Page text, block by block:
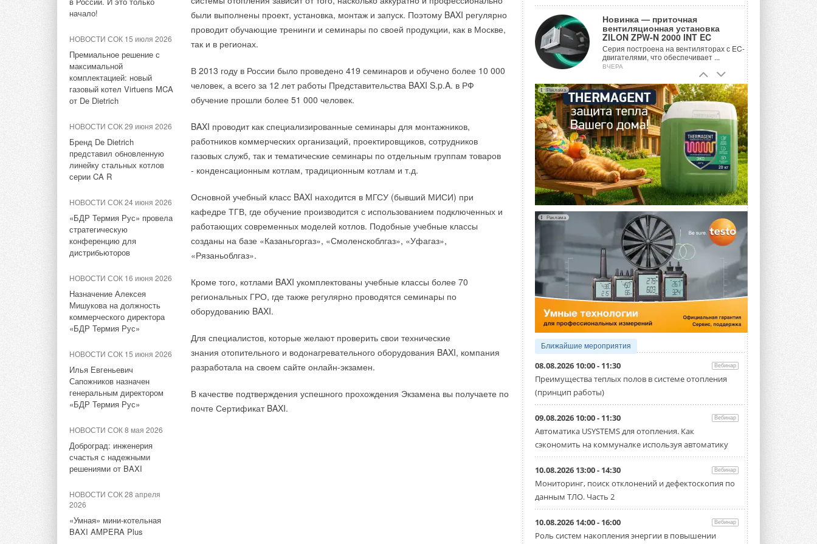
начало!
НОВОСТИ СОК 15 июля 2026
Премиальное решение с
максимальной
комплектацией: новый
газовый котел Virtuens MCA
от De Dietrich
НОВОСТИ СОК 29 июня 2026
Бренд De Dietrich
представил обновленную
линейку стальных котлов
серии CA R
НОВОСТИ СОК 24 июня 2026
«БДР Термия Рус» провела
стратегическую
конференцию для
дистрибьюторов
НОВОСТИ СОК 16 июня 2026
Назначение Алексея
Мишукова на должность
коммерческого директора
«БДР Термия Рус»
НОВОСТИ СОК 15 июня 2026
Илья Евгеньевич
Сапожников назначен
генеральным директором
«БДР Термия Рус»
НОВОСТИ СОК 8 мая 2026
Доброград: инженерия
счастья с надежными
решениями от BAXI
НОВОСТИ СОК 28 апреля
2026
«Умная» мини-котельная
BAXI AMPERA Plus
были выполнены проект, установка, монтаж и запуск. Поэтому BAXI регулярно
проводит обучающие тренинги и семинары по своей продукции, как в Москве,
так и в регионах.
В 2013 году в России было проведено 419 семинаров и обучено более 10 000
человек, а всего за 12 лет работы Представительства BAXI S.p.A. в РФ
обучение прошли более 51 000 человек.
BAXI проводит как специализированные семинары для монтажников,
работников коммерческих организаций, проектировщиков, сотрудников
газовых служб, так и тематические семинары по отдельным группам товаров
- конденсационным котлам, традиционным котлам и т.д.
Основной учебный класс BAXI находится в МГСУ (бывший МИСИ) при
кафедре ТГВ, где обучение производится с использованием подключенных и
работающих современных моделей котлов. Подобные учебные классы
созданы на базе «Казаньгоргаз», «Смоленскоблгаз», «Уфагаз»,
«Рязаньоблгаз».
Кроме того, котлами BAXI укомплектованы учебные классы более 70
региональных ГРО, где также регулярно проводятся семинары по
оборудованию BAXI.
Для специалистов, которые желают проверить свои технические
знания отопительного и водонагревательного оборудования BAXI, компания
разработала на своем сайте онлайн-экзамен.
В качестве подтверждения успешного прохождения Экзамена вы получаете по
почте Сертификат BAXI.
Новинка — приточная
вентиляционная установка
ZILON ZPW-N 2000 INT EC
Серия построена на вентиляторах с EC-
двигателями, что обеспечивает ...
ВЧЕРА
Учёные ЮУрГУ создали
каскадную установку,
объединяющую солнечную и
геотермальную энергию
Природосберегающие технологии ...
ВЧЕРА
Для Арктики создали
технологию защиты
ветрогенераторов от аварий
Разработка учитывает влияние
мерзлоты, обледенения и снеговых ...
ВЧЕРА
Гибридный тепловой насос PV/T
с одним общим испарителем
Исследователи предложили
конструкцию двухисточникового ...
5 АВГУСТА 2026
21-й ежегодный форум
«ЦОД-2026»
Мероприятие пройдет 2-3 сентября в
отеле Radisson Slavyanskaya. Форум
посетит более двух тысяч участников ...
5 АВГУСТА 2026
Китайская Shenling представила
«воздух-вода» на R290
Серия ThermaX R290 All-In-One
включает три модели ...
Тепловые насосы в связке с
солнечной генерацией и
накопителем снижают
потребление на 60%
Исследователи из Италии установили ...
4 АВГУСТА 2026
«РУСКЛИМАТ Fest 2026» в Уфе
собрал свыше 700 профи
климатической отрасли
Реклама
Реклама
Ближайшие мероприятия
08.08.2026 10:00 - 11:30 Вебинар
Преимущества теплых полов в системе отопления
(принцип работы)
09.08.2026 10:00 - 11:30 Вебинар
Автоматика USYSTEMS для отопления. Как
сэкономить на коммуналке используя автоматику
10.08.2026 13:00 - 14:30 Вебинар
Мониторинг, поиск отклонений и дефектоскопия по
данным ТЛО. Часть 2
10.08.2026 14:00 - 16:00 Вебинар
Роль систем накопления энергии в повышении
Четвёртый завод АДЛ скоро
приступит к работе
НОВОСТИ СОК 13 июня 2023
Компания АДЛ внедрила в
AUDYTOR SET статические
балансировочные клапаны
НОВОСТИ СОК 25 апреля
любое землетрясение
НОВОСТИ СОК 13 апреля
2023
Торговый Дом АДЛ расширил
в реестр МИНПРОМТОРГА
НОВОСТИ СОК 22 февраля
2023
АДЛ построит новый завод
НОВОСТИ СОК 21 февраля
Компания АДЛ дополнила
линейку обратных клапанов
серии «Гранлок» CVS18
НОВОСТИ СОК 14 февраля
2023
Новинки запорной арматуры
АДЛ - стальные сильфонные
вентили серии ГРАНВЕНТ
НОВОСТИ СОК 21 ноября
2022
Компания АДЛ представила
новый продукт в своей
интерфейсом для управления по протоколу ModBus RTU делает управление
устройством еще более удобным.
Устройства плавного пуска Emotron TSA для двигателей с номинальным током
ЖУРНАЛ СОК декабрь 2017
глубокой утилизацией тепла
теплового пункта
НОВОСТИ СОК 24 апреля
2017
2017
Электронный гарантийный
талон от ACV
НОВОСТИ СОК 10 февраля
2017
Конференция по отоплению
с применением каскадных
схем на основе настенных
котлов
НОВОСТИ СОК 30 июля 2015
«ЭйСиВи Рус» продлило
полис мировой страховки
ACV расширила линейку
оборудования Comfort
НОВОСТИ СОК 27 марта 2015
Полис мировой страховки
НОВОСТИ СОК 19 февраля
2015
ACV выпустила новый
год
Тэги: ЭйСиВи Рус